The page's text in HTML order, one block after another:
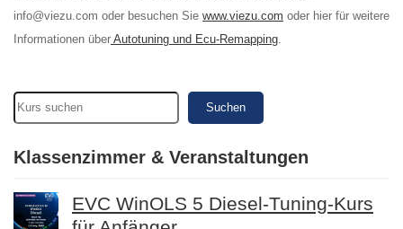
info@viezu.com oder besuchen Sie www.viezu.com oder hier für weitere
Informationen über Autotuning und Ecu-Remapping.
Suchen
Klassenzimmer & Veranstaltungen
EVC WinOLS 5 Diesel-Tuning-Kurs